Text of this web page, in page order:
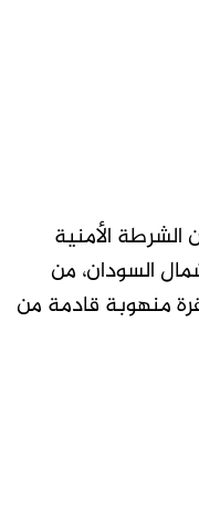
الأمنية
السودان، من
جرار على متنها 21 بقرة منهوبة قادمة من